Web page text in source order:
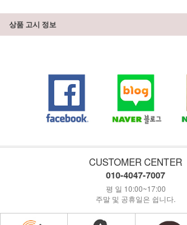
상품 고시 정보
CUSTOMER CENTER
010-4047-7007
평 일 10:00~17:00
주말 및 공휴일은 쉽니다.